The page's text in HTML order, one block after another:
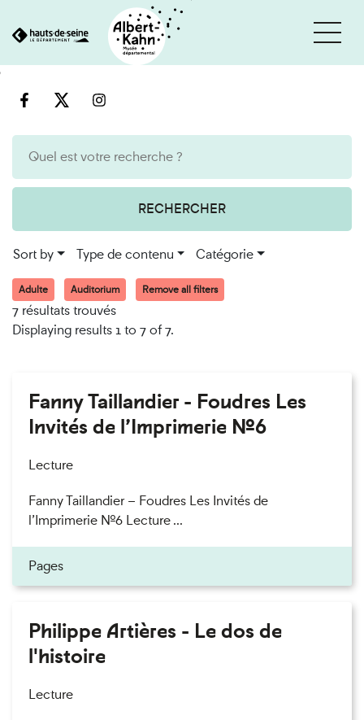
engine
RECHERCHER
Sort by Type de contenu Catégorie
Adulte Auditorium Remove all filters
7 résultats trouvés
Displaying results 1 to 7 of 7.
Fanny Taillandier - Foudres Les
Invités de l’Imprimerie n°6
Lecture
Fanny Taillandier – Foudres Les Invités de
l’Imprimerie n°6 Lecture ...
Pages
Philippe Artières - Le dos de
l'histoire
Lecture
Cookies management panel